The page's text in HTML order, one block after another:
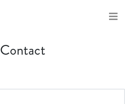
en
inhoud
Contact